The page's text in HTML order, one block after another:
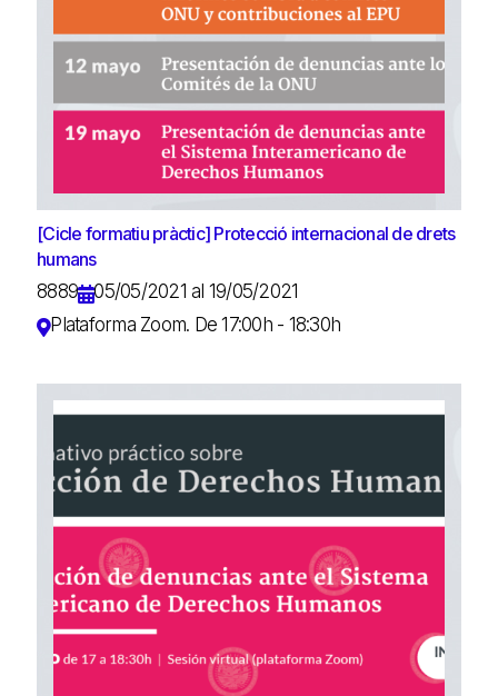
[Cicle formatiu pràctic] Protecció internacional de drets
humans
8889
05/05/2021 al 19/05/2021
Plataforma Zoom. De 17:00h - 18:30h